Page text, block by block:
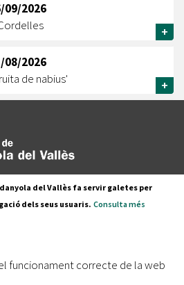
09/2026
+
08/2026
de nabius'
+
del Vallès fa servir galetes per
dels seus usuaris. Consulta més
funcionament correcte de la web